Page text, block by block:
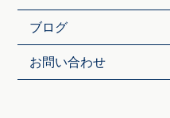
ブログ
お問い合わせ